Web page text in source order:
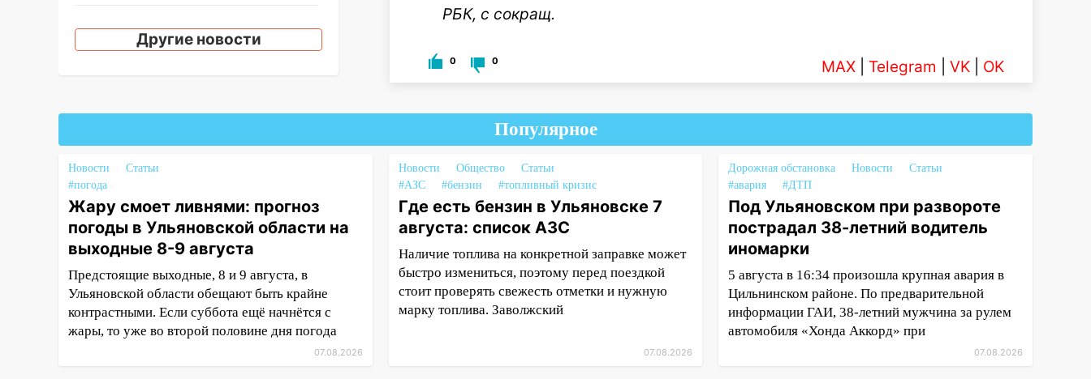
РБК, с сокращ.
0 0 MAX Telegram VK OK
прокурорской проверки
обновили разметку на
14:22
пройдет большой фестиваль
«Наше время» с
мотофристайлом и концертом
«Мураками»
14:04 Жару смоет ливнями:
прогноз погоды в Ульяновской
области на выходные 8-9
августа
Другие новости
Популярное
Новости
Статьи
#погода
Жару смоет ливнями: прогноз
погоды в Ульяновской области на
выходные 8-9 августа
Предстоящие выходные, 8 и 9 августа, в
Ульяновской области обещают быть крайне
контрастными. Если суббота ещё начнётся с
жары, то уже во второй половине дня погода
07.08.2026
Новости Общество
Статьи
#АЗС
#бензин #топливный кризис
Где есть бензин в Ульяновске 7
августа: список АЗС
Наличие топлива на конкретной заправке может
быстро измениться, поэтому перед поездкой
стоит проверять свежесть отметки и нужную
марку топлива. Заволжский
07.08.2026
Дорожная обстановка Новости
Статьи
#авария
#ДТП
Под Ульяновском при развороте
пострадал 38-летний водитель
иномарки
5 августа в 16:34 произошла крупная авария в
Цильнинском районе. По предварительной
информации ГАИ, 38-летний мужчина за рулем
автомобиля «Хонда Аккорд» при
07.08.2026